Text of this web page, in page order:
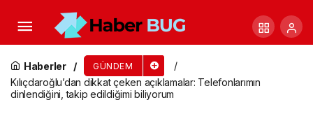
Haberler GÜNDEM
Kılıçdaroğlu’dan dikkat çeken açıklamalar: Telefonlarımın
dinlendiğini, takip edildiğimi biliyorum
Cumhurbaşkanlığı İletişim Başkanı Fahrettin
Altun, gençleri Kızılay gönüllüsü olmaya davet
etti